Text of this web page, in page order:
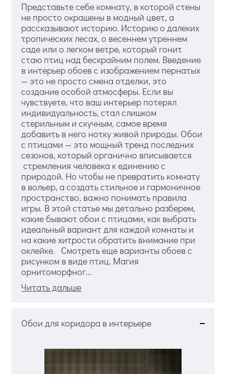
Представьте себе комнату, в которой стены
не просто окрашены в модный цвет, а
рассказывают историю. Историю о далеких
тропических лесах, о весеннем утреннем
саде или о легком ветре, который гонит
стаю птиц над бескрайним полем. Введение
в интерьер обоев с изображением пернатых
— это не просто смена отделки, это
создание особой атмосферы. Если вы
чувствуете, что ваш интерьер потерял
индивидуальность, стал слишком
стерильным и скучным, самое время
добавить в него нотку живой природы. Обои
с птицами — это мощный тренд последних
сезонов, который органично вписывается
стремления человека к единению с
природой. Но чтобы не превратить комнату
в вольер, а создать стильное и гармоничное
пространство, важно понимать правила
игры. В этой статье мы детально разберем,
какие бывают обои с птицами, как выбрать
идеальный вариант для каждой комнаты и
на какие хитрости обратить внимание при
оклейке. Смотреть еще варианты обоев с
рисунком в виде птиц. Магия
орнитоморфног...
Читать дальше
Обои для коридора в интерьере